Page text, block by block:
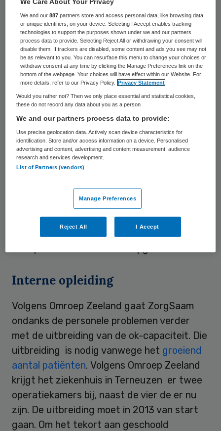
Zorgstichting ZorgSaam Zeeuws-
Vlaanderen dreigt enkele operatiekamers te
moeten sluiten vanwege een chronisch
gebrek aan voldoende gekwalificeerd
personeel. Dit meldt dagblad BN De Stem.
Volgens de krant zijn pogingen om
personeel te werven in Vlaanderen mislukt
vanwegeverzet onder Vlaamse
ziekenhuisbestuurders
een groeiend tekort aan
operatieassistenten. De krant meldt dat
mede door deze opstelling pogingen om de
opleidingen tot ok-verpleegkundige in
Vlaanderen en Nederland te harmoniseren
Interne opleiding
Volgens Omroep Zeeland gaat ZorgSaam
ondanks de personele problemen verder
met de uitbreiding van de ok-capaciteit. Die
uitbreiding is nodig vanwege het groeiend
aantal patiënten. Volgens Omroep Zeeland
krijgt het ziekenhuis in Terneuzen er twee
operatiekamers bij, naast de vier de er nu
zijn. De uitbreiding moet in 2013 van start
gaan. Om het tekort aan geschoold
We and our887 partners store and access personal data, like browsing data
or unique identifiers, on your device. Selecting I Accept enables tracking
technologies to support the purposes shown under we and our partners
process data to provide. Selecting Reject All or withdrawing your consent will
disable them. If trackers are disabled, some content and ads you see may not
be as relevant to you. You can resurface this menu to change your choices or
withdraw consent at any time by clicking the Manage Preferences link on the
bottom of the webpage. Your choices will have effect within our Website. For
more details, refer to our Privacy Policy.
Privacy Statement
Would you rather not? Then we only place essential and statistical cookies,
these do not record any data about you as a person
We and our partners process data to provide:
Use precise geolocation data. Actively scan device characteristics for
identification. Store and/or access information on a device. Personalised
advertising and content, advertising and content measurement, audience
research and services development.
List of Partners (vendors)
Manage Preferences
Reject All I Accept